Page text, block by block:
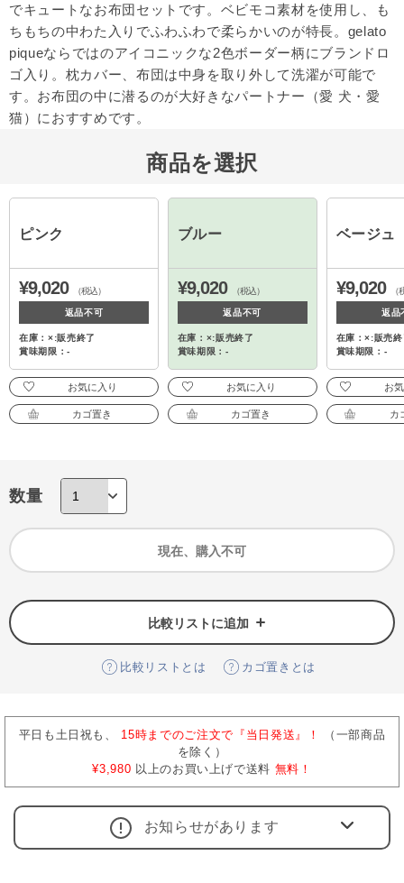
でキュートなお布団セットです。ベビモコ素材を使用し、も
ちもちの中わた入りでふわふわで柔らかいのが特長。gelato
piqueならではのアイコニックな2色ボーダー柄にブランドロ
ゴ入り。枕カバー、布団は中身を取り外して洗濯が可能で
す。お布団の中に潜るのが大好きなパートナー（愛 犬・愛
猫）におすすめです。
商品を選択
ピンク
¥9,020 （税込）
返品不可
在庫：×:販売終了
賞味期限：-
お気に入り
カゴ置き
ブルー
¥9,020 （税込）
返品不可
在庫：×:販売終了
賞味期限：-
お気に入り
カゴ置き
ベージュ
¥9,020 （
返品
在庫：×:販売
賞味期限：-
お
カ
数量
現在、購入不可
比較リストに追加
比較リストとは カゴ置きとは
平日も土日祝も、 15時までのご注文で『当日発送』！
（一部商品
を除く）
¥3,980 以上のお買い上げで送料 無料！
お知らせがあります